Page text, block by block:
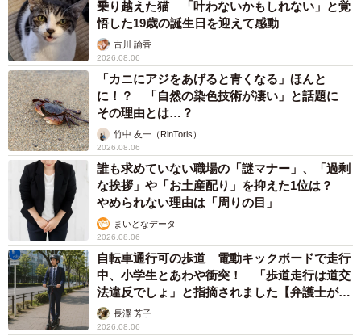
乗り越えた猫 「叶わないかもしれない」と覚
悟した19歳の誕生日を迎えて感動
古川 諭香
2026.08.06
「カニにアジをあげると青くなる」ほんと
に！？ 「自然の染色技術が凄い」と話題に
その理由とは…？
竹中 友一（RinToris）
2026.08.06
誰も求めていない職場の「謎マナー」、「過剰
な挨拶」や「お土産配り」を抑えた1位は？
やめられない理由は「周りの目」
まいどなデータ
2026.08.06
自転車通行可の歩道 電動キックボードで走行
中、小学生とあわや衝突！ 「歩道走行は道交
法違反でしょ」と指摘されました【弁護士が解
説】長澤 芳子
2026.08.06